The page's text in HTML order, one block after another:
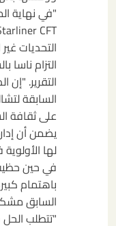
"في نهاية
التحديات
التزام ناسا
التقرير.
السابقة
على ثقافة
يضمن أن
في حين
باهتمام
السابق
"تتطلب